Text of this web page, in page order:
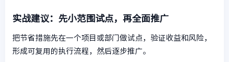
实战建议：先小范围试点，再全面推广
把节省措施先在一个项目或部门做试点，验证收益和风险，
形成可复用的执行流程，然后逐步推广。